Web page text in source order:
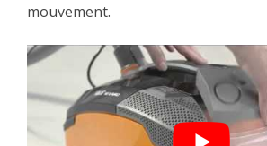
mouvement.